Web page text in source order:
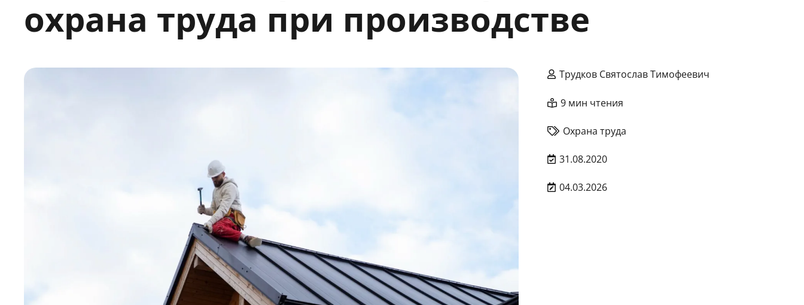
охрана труда при производстве
Трудков Святослав Тимофеевич
9 мин чтения
Охрана труда
31.08.2020
04.03.2026